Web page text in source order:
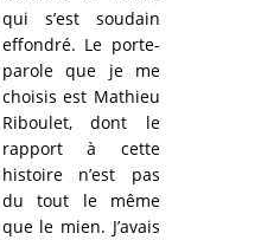
qui s’est soudain
effondré. Le porte-
parole que je me
choisis est Mathieu
Riboulet, dont le
rapport à cette
histoire n’est pas
du tout le même
que le mien. J’avais